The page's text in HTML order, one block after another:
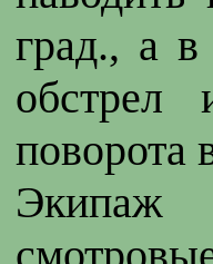
град., а
обстрел
поворота
Экипаж